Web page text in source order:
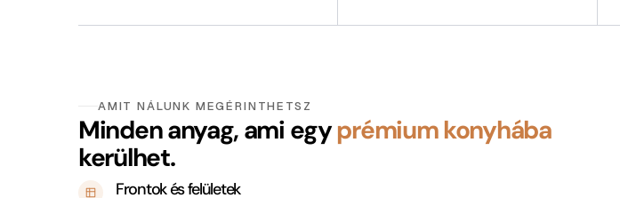
AMIT NÁLUNK MEGÉRINTHETSZ
Minden anyag, ami egyprémium konyhába
kerülhet.
Frontok és felületek